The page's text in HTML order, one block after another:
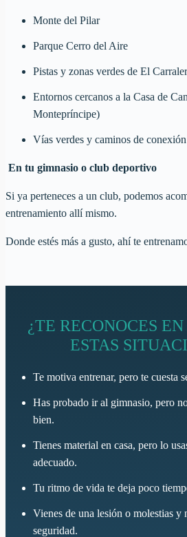
Monte del Pilar
Parque Cerro del Aire
Pistas y zonas verdes de El
Entornos cercanos a la Casa de
Montepríncipe)
Vías verdes y caminos de
️ En tu gimnasio o club deportivo
Si ya perteneces a un club, podemos
entrenamiento allí mismo.
Donde estés más a gusto, ahí te
¿TE RECONOCES
ESTAS
Te motiva entrenar, pero te cuesta
Has probado ir al gimnasio, pero
bien.
Tienes material en casa, pero lo
adecuado.
Tu ritmo de vida te deja poco
Vienes de una lesión o molestias y
seguridad.